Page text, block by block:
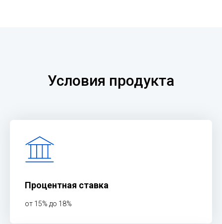
Условия продукта
Процентная ставка
от 15% до 18%